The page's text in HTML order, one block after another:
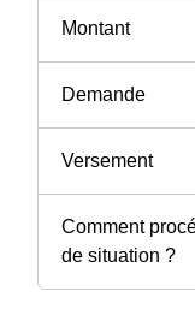
Montant
Demande
Versement
Comment
de situation ?